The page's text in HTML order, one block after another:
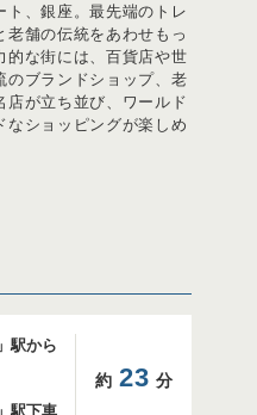
ト、銀座。最先端のトレ
老舗の伝統をあわせもっ
的な街には、百貨店や世
のブランドショップ、老
店が立ち並び、ワールド
なショッピングが楽しめ
駅から
駅下車
約 23 分